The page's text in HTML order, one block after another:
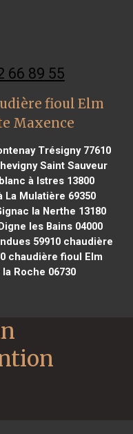
66 89 55
fioul Elm
Maxence
Trésigny 77610
Saint Sauveur
à Istres 13800
Mulatière 69350
la Nerthe 13180
les Bains 04000
59910 chaudière
chaudière fioul Elm
Roche 06730